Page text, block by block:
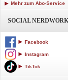
Mehr zum Abo-Service
SOCIAL NERDWORK
Facebook
Instagram
TikTok